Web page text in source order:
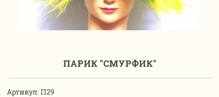
ПАРИК "СМУРФИК"
Артикул: П29